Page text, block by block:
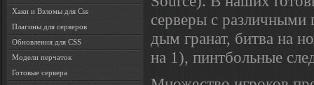
Хаки и Взломы для Css
Плагины для серверов
Обновления для CSS
Модели перчаток
Готовые сервера
серверы с
дым гранат, битва на
на 1), пинтбольные